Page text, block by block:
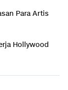
Para Artis
Hollywood